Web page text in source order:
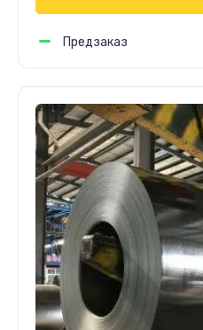
Предзаказ